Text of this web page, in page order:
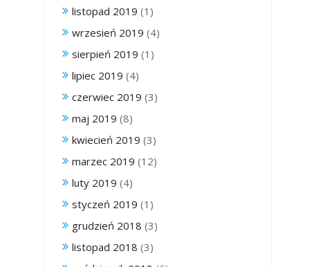
listopad 2019 (1)
wrzesień 2019 (4)
sierpień 2019 (1)
lipiec 2019 (4)
czerwiec 2019 (3)
maj 2019 (8)
kwiecień 2019 (3)
marzec 2019 (12)
luty 2019 (4)
styczeń 2019 (1)
grudzień 2018 (3)
listopad 2018 (3)